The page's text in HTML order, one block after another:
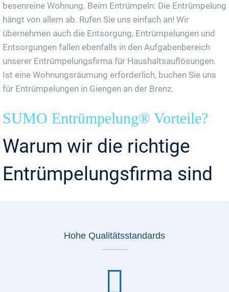
besenreine Wohnung. Beim Entrümpeln: Die Entrümpelung
hängt von allem ab. Rufen Sie uns einfach an! Wir
übernehmen auch die Entsorgung, Entrümpelungen und
Entsorgungen fallen ebenfalls in den Aufgabenbereich
unserer Entrümpelungsfirma für Haushaltsauflösungen.
Ist eine Wohnungsräumung erforderlich, buchen Sie uns
für Entrümpelungen in Giengen an der Brenz.
SUMO Entrümpelung® Vorteile?
Warum wir die richtige
Entrümpelungsfirma sind
Hohe Qualitätsstandards